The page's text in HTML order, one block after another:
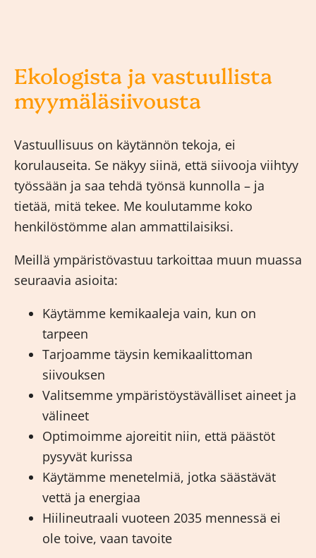
Ekologista ja vastuullista
myymäläsiivousta
Vastuullisuus on käytännön tekoja, ei
korulauseita. Se näkyy siinä, että siivooja viihtyy
työssään ja saa tehdä työnsä kunnolla – ja
tietää, mitä tekee. Me koulutamme koko
henkilöstömme alan ammattilaisiksi.
Meillä ympäristövastuu tarkoittaa muun muassa
seuraavia asioita:
Käytämme kemikaaleja vain, kun on
tarpeen
Tarjoamme täysin kemikaalittoman
siivouksen
Valitsemme ympäristöystävälliset aineet ja
välineet
Optimoimme ajoreitit niin, että päästöt
pysyvät kurissa
Käytämme menetelmiä, jotka säästävät
vettä ja energiaa
Hiilineutraali vuoteen 2035 mennessä ei
ole toive, vaan tavoite